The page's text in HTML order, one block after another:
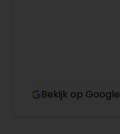
Bekijk op Google